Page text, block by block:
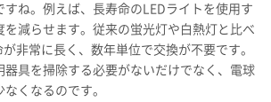
すね。例えば、長寿命のLEDライトを使用す
を減らせます。従来の蛍光灯や白熱灯と比べ
非常に長く、数年単位で交換が不要です。
器具を掃除する必要がないだけでなく、電球
くなるのです。